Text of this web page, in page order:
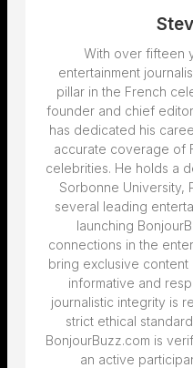
With over fifteen
entertainment
pillar in the French
founder and chief
has dedicated his
accurate coverage of
celebrities. He holds a
Sorbonne University,
several leading
launching
connections in the
bring exclusive
informative and
journalistic integrity is
strict ethical
BonjourBuzz.com is
an active